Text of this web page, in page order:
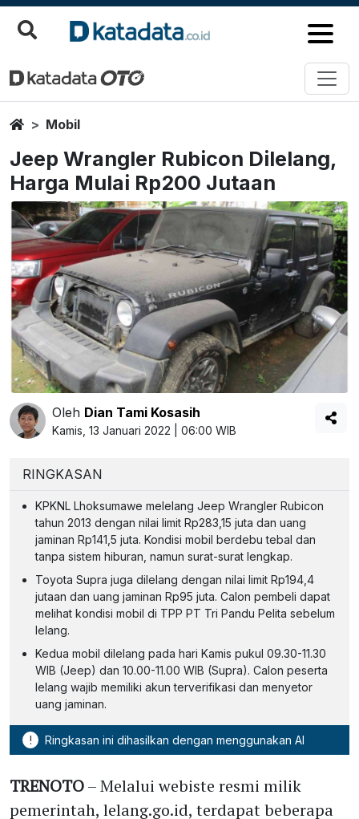
HomeMobil
Jeep Wrangler Rubicon Dilelang,
Harga Mulai Rp200 Jutaan
Oleh Dian Tami Kosasih
Kamis, 13 Januari 2022 | 06:00 WIB
RINGKASAN
KPKNL Lhoksumawe melelang Jeep Wrangler Rubicon
tahun 2013 dengan nilai limit Rp283,15 juta dan uang
jaminan Rp141,5 juta. Kondisi mobil berdebu tebal dan
tanpa sistem hiburan, namun surat-surat lengkap.
Toyota Supra juga dilelang dengan nilai limit Rp194,4
jutaan dan uang jaminan Rp95 juta. Calon pembeli dapat
melihat kondisi mobil di TPP PT Tri Pandu Pelita sebelum
lelang.
Kedua mobil dilelang pada hari Kamis pukul 09.30-11.30
WIB (Jeep) dan 10.00-11.00 WIB (Supra). Calon peserta
lelang wajib memiliki akun terverifikasi dan menyetor
uang jaminan.
! Ringkasan ini dihasilkan dengan menggunakan AI
TRENOTO– Melalui webiste resmi milik
pemerintah, lelang.go.id, terdapat beberapa